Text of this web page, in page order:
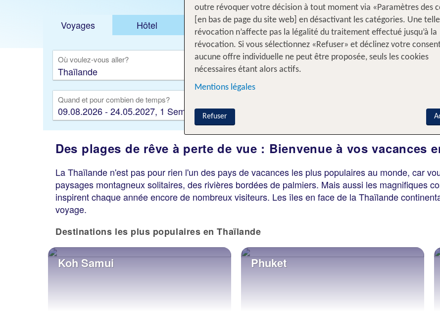
Voyages Hôtel Voyages intervilles % DEALS Maison de vacances
Où voulez-vous aller? D'où?
Suisse
Quand et pour combien de temps?
09.08.2026 - 24.05.2027, 1 Semaine
Des plages de rêve à perte de vue : Bienvenue à vos vacances
La Thaïlande n'est pas pour rien l'un des pays de vacances les plus populaires au monde, car
paysages montagneux solitaires, des rivières bordées de palmiers. Mais aussi les magnifiques
inspirent chaque année encore de nombreux visiteurs. Les îles en face de la Thaïlande
voyage.
Destinations les plus populaires en Thaïlande
Koh Samui Phuket
outre révoquer votre décision à tout moment via «Paramètres des
[en bas de page du site web] en désactivant les catégories. Une telle
révocation n’affecte pas la légalité du traitement effectué jusqu’à la
révocation. Si vous sélectionnez «Refuser» et déclinez votre
aucune offre individuelle ne peut être proposée, seuls les cookies
nécessaires étant alors actifs.
Mentions légales
Refuser